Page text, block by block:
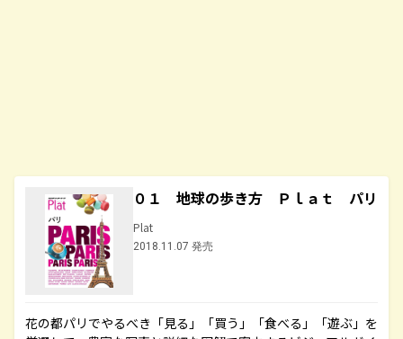
０１ 地球の歩き方 Ｐｌａｔ パリ
Plat
2018.11.07 発売
花の都パリでやるべき「見る」「買う」「食べる」「遊ぶ」を